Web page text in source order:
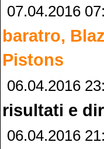
07.04.2016
baratro,
Pistons
06.04.2016
risultati e
06.04.2016